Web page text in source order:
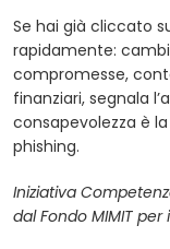
Se hai già cliccato
rapidamente:
compromesse,
finanziari, segnala
consapevolezza è
phishing.
Iniziativa
dal Fondo MIMIT